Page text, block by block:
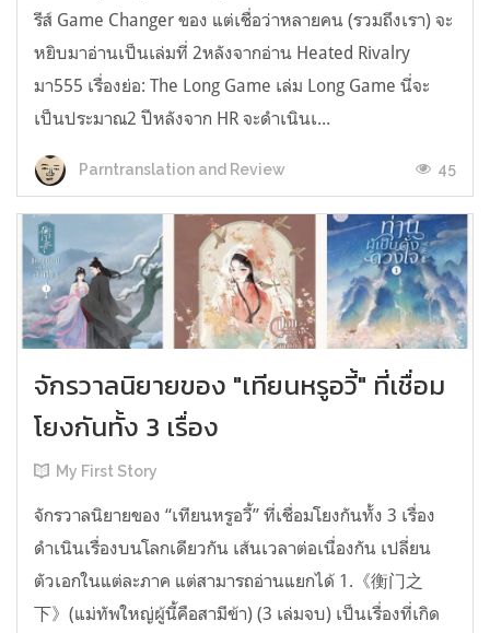
รีส์ Game Changer ของ แต่เชื่อว่าหลายคน (รวมถึงเรา) จะ
หยิบมาอ่านเป็นเล่มที่ 2หลังจากอ่าน Heated Rivalry
มา555 เรื่องย่อ: The Long Game เล่ม Long Game นี่จะ
เป็นประมาณ2 ปีหลังจาก HR จะดำเนินเ...
Parntranslation and Review 45
จักรวาลนิยายของ "เทียนหรูอวี้" ที่เชื่อม
โยงกันทั้ง 3 เรื่อง
My First Story
จักรวาลนิยายของ “เทียนหรูอวี้” ที่เชื่อมโยงกันทั้ง 3 เรื่อง
ดำเนินเรื่องบนโลกเดียวกัน เส้นเวลาต่อเนื่องกัน เปลี่ยน
ตัวเอกในแต่ละภาค แต่สามารถอ่านแยกได้ 1.《衡门之
下》(แม่ทัพใหญ่ผู้นี้คือสามีข้า) (3 เล่มจบ) เป็นเรื่องที่เกิด